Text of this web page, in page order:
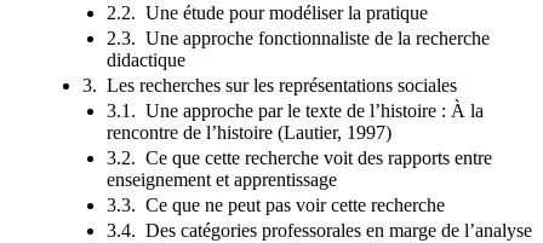
2.2. Une étude pour modéliser la pratique
2.3. Une approche fonctionnaliste de la recherche
didactique
3. Les recherches sur les représentations sociales
3.1. Une approche par le texte de l’histoire : À la
rencontre de l’histoire (Lautier, 1997)
3.2. Ce que cette recherche voit des rapports entre
enseignement et apprentissage
3.3. Ce que ne peut pas voir cette recherche
3.4. Des catégories professorales en marge de l’analyse